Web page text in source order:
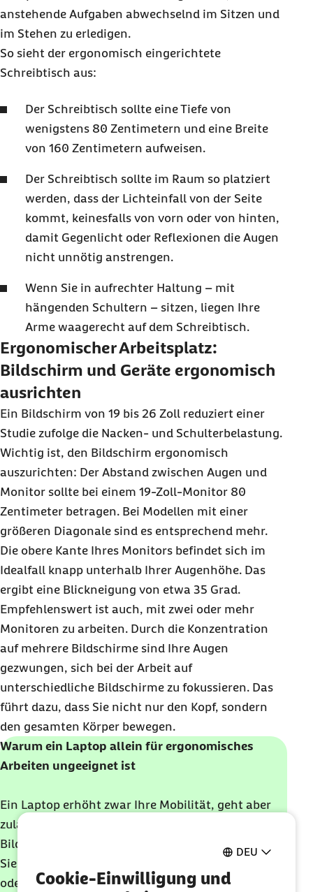
DEU
Cookie-Einwilligung und
anstehende Aufgaben abwechselnd im Sitzen und
im Stehen zu erledigen.
So sieht der ergonomisch eingerichtete
Schreibtisch aus:
Der Schreibtisch sollte eine Tiefe von
wenigstens 80 Zentimetern und eine Breite
von 160 Zentimetern aufweisen.
Der Schreibtisch sollte im Raum so platziert
werden, dass der Lichteinfall von der Seite
kommt, keinesfalls von vorn oder von hinten,
damit Gegenlicht oder Reflexionen die Augen
nicht unnötig anstrengen.
Wenn Sie in aufrechter Haltung – mit
hängenden Schultern – sitzen, liegen Ihre
Arme waagerecht auf dem Schreibtisch.
Ergonomischer Arbeitsplatz:
Bildschirm und Geräte ergonomisch
ausrichten
Ein Bildschirm von 19 bis 26 Zoll reduziert einer
Studie zufolge die Nacken- und Schulterbelastung.
Wichtig ist, den Bildschirm ergonomisch
auszurichten: Der Abstand zwischen Augen und
Monitor sollte bei einem 19-Zoll-Monitor 80
Zentimeter betragen. Bei Modellen mit einer
größeren Diagonale sind es entsprechend mehr.
Die obere Kante Ihres Monitors befindet sich im
Idealfall knapp unterhalb Ihrer Augenhöhe. Das
ergibt eine Blickneigung von etwa 35 Grad.
Empfehlenswert ist auch, mit zwei oder mehr
Monitoren zu arbeiten. Durch die Konzentration
auf mehrere Bildschirme sind Ihre Augen
gezwungen, sich bei der Arbeit auf
unterschiedliche Bildschirme zu fokussieren. Das
führt dazu, dass Sie nicht nur den Kopf, sondern
den gesamten Körper bewegen.
Warum ein Laptop allein für ergonomisches
Arbeiten ungeeignet ist
Ein Laptop erhöht zwar Ihre Mobilität, geht aber
zulasten der Ergonomie: Bei einem Laptop sind
Bildschirm und Tastatur miteinander verbunden.
Sie lassen sich also nicht flexibel auf die Nutzerin
oder den Nutzer einstellen. Allerdings lässt sich